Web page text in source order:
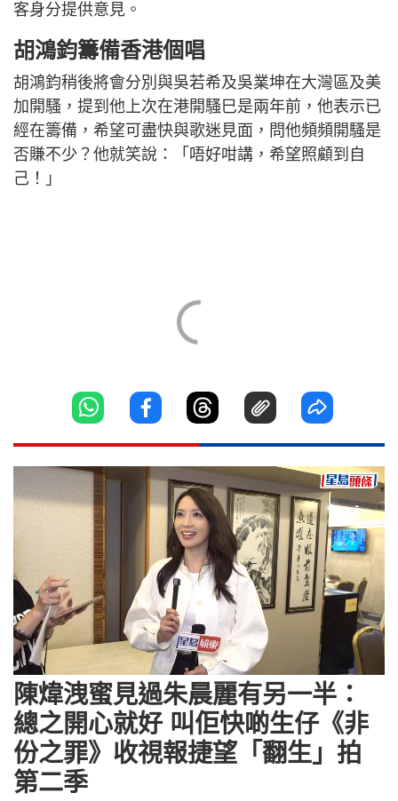
客身分提供意見。
胡鴻鈞籌備香港個唱
胡鴻鈞稍後將會分別與吳若希及吳業坤在大灣區及美
加開騷，提到他上次在港開騷巳是兩年前，他表示已
經在籌備，希望可盡快與歌迷見面，問他頻頻開騷是
否賺不少？他就笑說：「唔好咁講，希望照顧到自
己！」
Loaded
11.09%
陳煒洩蜜見過朱晨麗有另一半：
總之開心就好 叫佢快啲生仔《非
份之罪》收視報捷望「翻生」拍
第二季